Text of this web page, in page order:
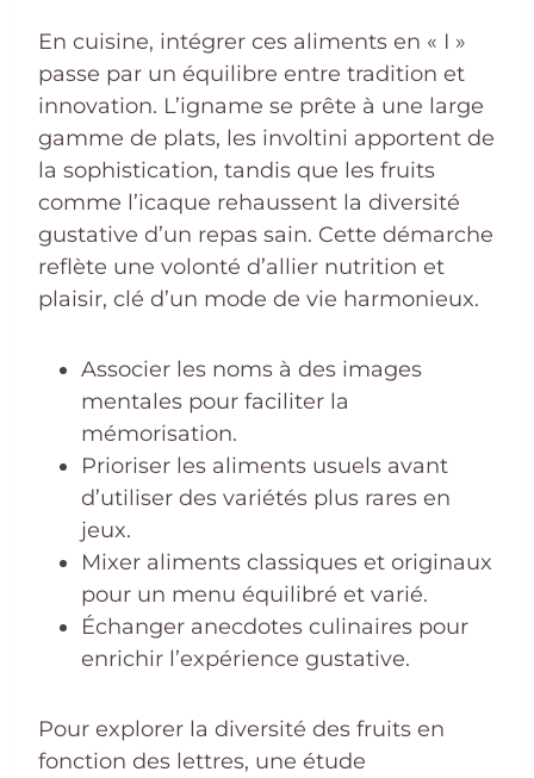
En cuisine, intégrer ces aliments en « I »
passe par un équilibre entre tradition et
innovation. L’igname se prête à une large
gamme de plats, les involtini apportent de
la sophistication, tandis que les fruits
comme l’icaque rehaussent la diversité
gustative d’un repas sain. Cette démarche
reflète une volonté d’allier nutrition et
plaisir, clé d’un mode de vie harmonieux.
Associer les noms à des images
mentales pour faciliter la
mémorisation.
Prioriser les aliments usuels avant
d’utiliser des variétés plus rares en
jeux.
Mixer aliments classiques et originaux
pour un menu équilibré et varié.
Échanger anecdotes culinaires pour
enrichir l’expérience gustative.
Pour explorer la diversité des fruits en
fonction des lettres, une étude